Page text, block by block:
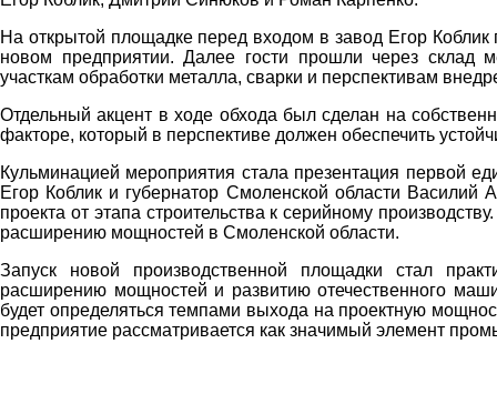
На открытой площадке перед входом в завод Егор Коблик
новом предприятии. Далее гости прошли через склад
участкам обработки металла, сварки и перспективам
Отдельный акцент в ходе обхода был сделан на
факторе, который в перспективе должен обеспечить
Кульминацией мероприятия стала презентация первой
Егор Коблик и губернатор Смоленской области
проекта от этапа строительства к серийному
расширению мощностей в Смоленской области.
Запуск новой производственной площадки стал
расширению мощностей и развитию отечественного
будет определяться темпами выхода на проектную
предприятие рассматривается как значимый элемент